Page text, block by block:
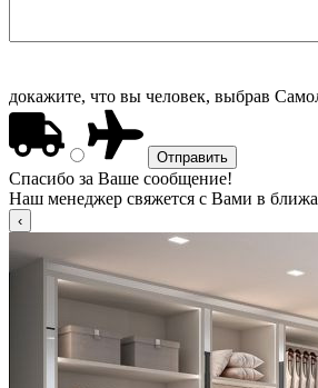
докажите, что вы человек, выбрав
Спасибо за Ваше сообщение!
Наш менеджер свяжется с Вами в